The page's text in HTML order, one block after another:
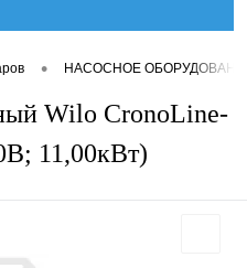
• НАСОСНОЕ
Wilo CronoLine-
11,00кВт)